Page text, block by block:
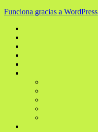
Funciona gracias a WordPress